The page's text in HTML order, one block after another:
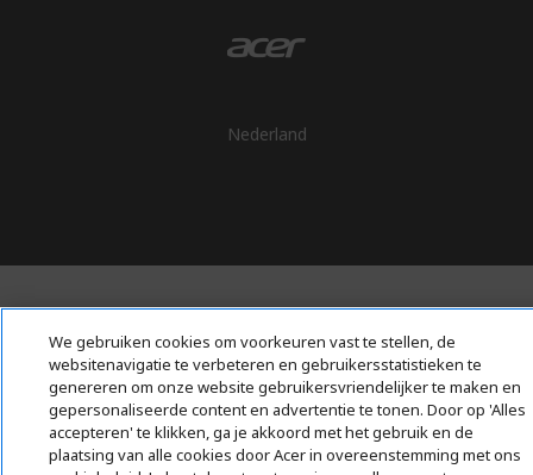
Nederland
We gebruiken cookies om voorkeuren vast te stellen, de
websitenavigatie te verbeteren en gebruikersstatistieken te
genereren om onze website gebruikersvriendelijker te maken en
gepersonaliseerde content en advertentie te tonen. Door op 'Alles
accepteren' te klikken, ga je akkoord met het gebruik en de
plaatsing van alle cookies door Acer in overeenstemming met ons